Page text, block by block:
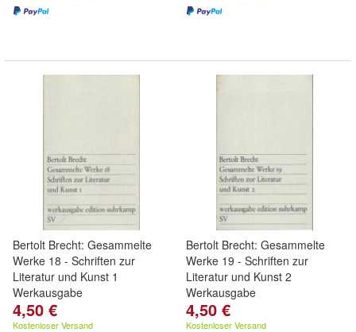
Bertolt Brecht: Gesammelte
Werke 18 - Schriften zur
Literatur und Kunst 1
Werkausgabe
4,50 €
Kostenloser Versand
Bertolt Brecht: Gesammelte
Werke 19 - Schriften zur
Literatur und Kunst 2
Werkausgabe
4,50 €
Kostenloser Versand